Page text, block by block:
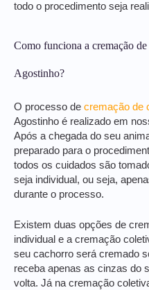
todo o procedimento seja
Como funciona a cremação
Agostinho?
O processo de cremação de
Agostinho é realizado em
Após a chegada do seu
preparado para o
todos os cuidados são
seja individual, ou seja,
durante o processo.
Existem duas opções de
individual e a cremação
seu cachorro será cremado
receba apenas as cinzas do
volta. Já na cremação